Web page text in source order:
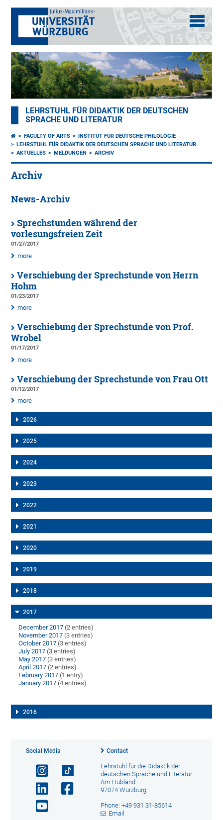
LEHRSTUHL FÜR DIDAKTIK DER DEUTSCHEN
SPRACHE UND LITERATUR
FACULTY OF ARTS
INSTITUT FÜR DEUTSCHE PHILOLOGIE
LEHRSTUHL FÜR DIDAKTIK DER DEUTSCHEN SPRACHE UND LITERATUR
AKTUELLES
MELDUNGEN ARCHIV
Archiv
News-Archiv
Sprechstunden während der
vorlesungsfreien Zeit
01/27/2017
more
Verschiebung der Sprechstunde von Herrn
Hohm
01/23/2017
more
Verschiebung der Sprechstunde von Prof.
Wrobel
01/17/2017
more
Verschiebung der Sprechstunde von Frau Ott
01/12/2017
more
2026
2025
2024
2023
2022
2021
2020
2019
2018
2017
December 2017 (2 entries)
November 2017 (3 entries)
October 2017 (3 entries)
July 2017 (3 entries)
May 2017 (3 entries)
April 2017 (2 entries)
February 2017 (1 entry)
January 2017 (4 entries)
2016
Social Media Contact
Lehrstuhl für die Didaktik der
deutschen Sprache und Literatur
Am Hubland
97074 Würzburg
Phone: +49 931 31-85614
Email